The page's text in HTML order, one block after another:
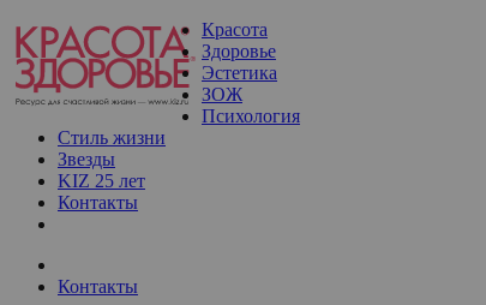
Красота
Здоровье
Эстетика
ЗОЖ
Психология
Стиль жизни
Звезды
KIZ 25 лет
Контакты
Контакты